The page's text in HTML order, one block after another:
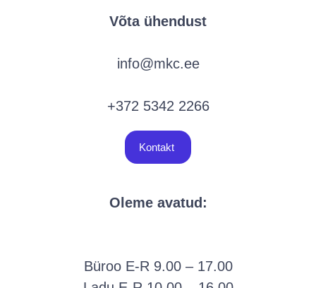
Oleme avatud:
Büroo E-R 9.00 – 17.00
Võta ühendust
info@mkc.ee
+372 5342 2266
Kontakt